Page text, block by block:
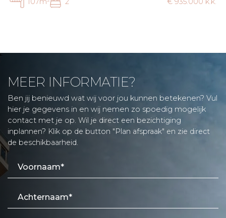
MEER INFORMATIE?
Ben jij benieuwd wat wij voor jou kunnen betekenen? Vul
hier je gegevens in en wij nemen zo spoedig mogelijk
contact met je op. Wil je direct een bezichtiging
inplannen? Klik op de button "Plan afspraak" en zie direct
de beschikbaarheid.